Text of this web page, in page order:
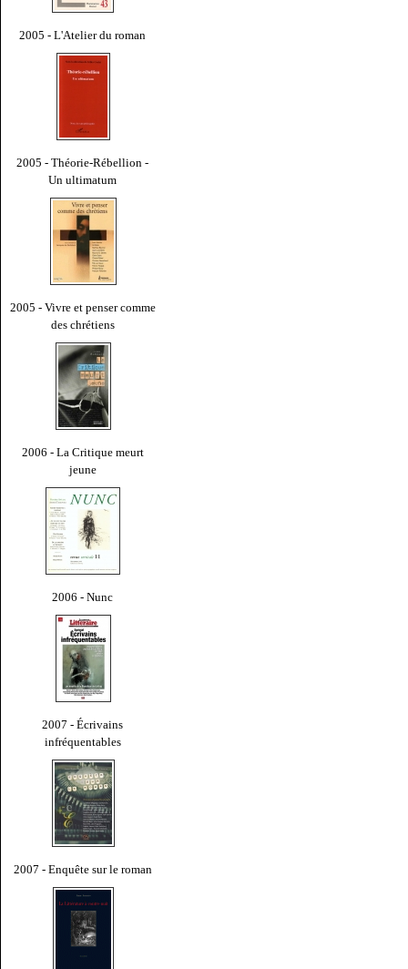
2005 - L'Atelier du roman
2005 - Théorie-Rébellion -
Un ultimatum
2005 - Vivre et penser comme
des chrétiens
2006 - La Critique meurt
jeune
2006 - Nunc
2007 - Écrivains
infréquentables
2007 - Enquête sur le roman